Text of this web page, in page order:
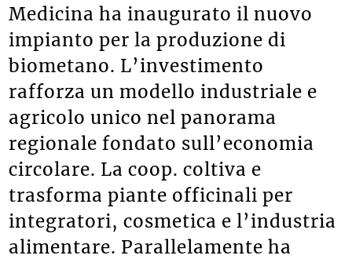
Medicina ha inaugurato il nuovo
impianto per la produzione di
biometano. L’investimento
rafforza un modello industriale e
agricolo unico nel panorama
regionale fondato sull’economia
circolare. La coop. coltiva e
trasforma piante officinali per
integratori, cosmetica e l’industria
alimentare. Parallelamente ha